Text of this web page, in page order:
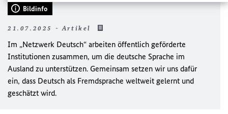
Bildinfo
21.07.2025 - Artikel
Im „Netzwerk Deutsch“ arbeiten öffentlich geförderte
Institutionen zusammen, um die deutsche Sprache im
Ausland zu unterstützen. Gemeinsam setzen wir uns dafür
ein, dass Deutsch als Fremdsprache weltweit gelernt und
geschätzt wird.